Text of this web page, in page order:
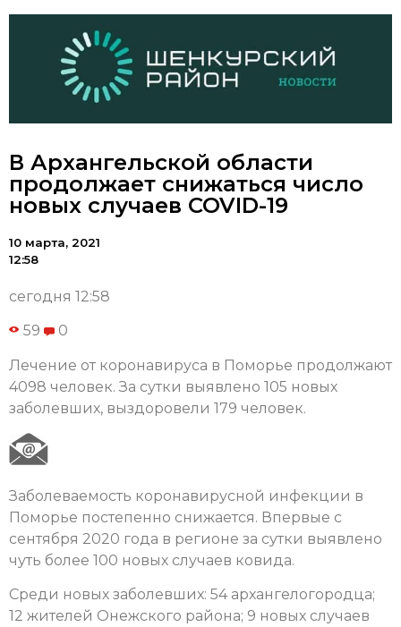
В Архангельской области
продолжает снижаться число
новых случаев COVID-19
10 марта, 2021
12:58
сегодня 12:58
59 0
Лечение от коронавируса в Поморье продолжают
4098 человек. За сутки выявлено 105 новых
заболевших, выздоровели 179 человек.
Заболеваемость коронавирусной инфекции в
Поморье постепенно снижается. Впервые с
сентября 2020 года в регионе за сутки выявлено
чуть более 100 новых случаев ковида.
Среди новых заболевших: 54 архангелогородца;
12 жителей Онежского района; 9 новых случаев